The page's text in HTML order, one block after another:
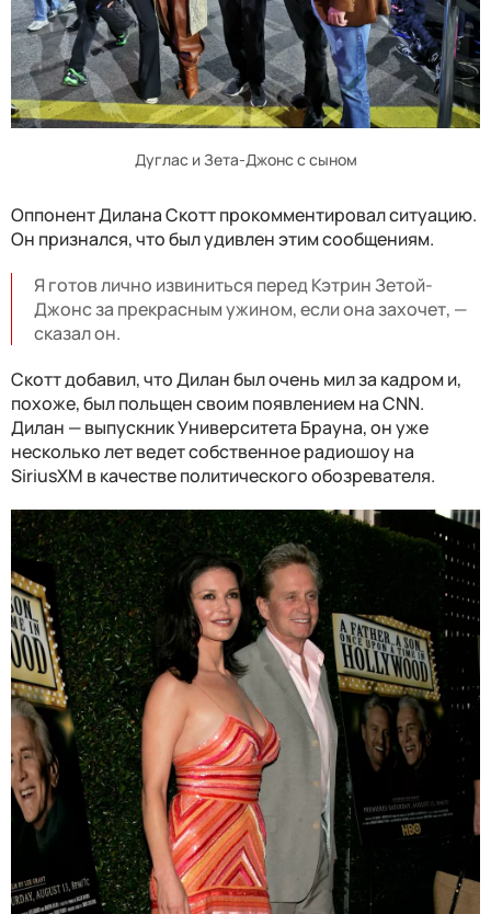
Дуглас и Зета-Джонс с сыном
Оппонент Дилана Скотт прокомментировал ситуацию.
Он признался, что был удивлен этим сообщениям.
Я готов лично извиниться перед Кэтрин Зетой-
Джонс за прекрасным ужином, если она захочет, —
сказал он.
Скотт добавил, что Дилан был очень мил за кадром и,
похоже, был польщен своим появлением на CNN.
Дилан — выпускник Университета Брауна, он уже
несколько лет ведет собственное радиошоу на
SiriusXM в качестве политического обозревателя.